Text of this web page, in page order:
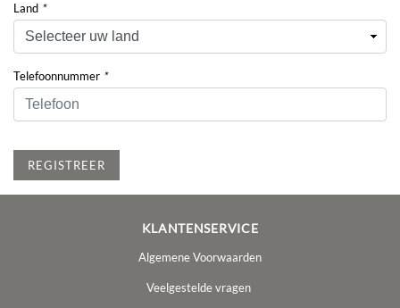
Land *
Telefoonnummer *
REGISTREER
KLANTENSERVICE
Algemene Voorwaarden
Veelgestelde vragen